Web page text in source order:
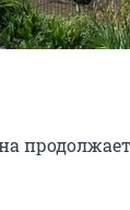
продолжает